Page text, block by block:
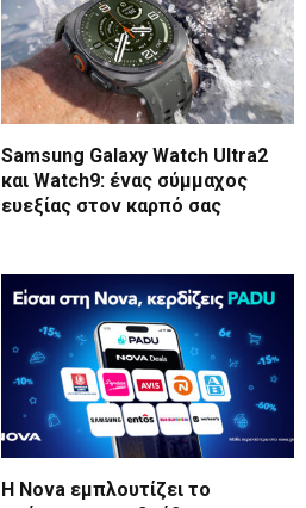
Samsung Galaxy Watch Ultra2
και Watch9: ένας σύμμαχος
ευεξίας στον καρπό σας
Η Nova εμπλουτίζει το